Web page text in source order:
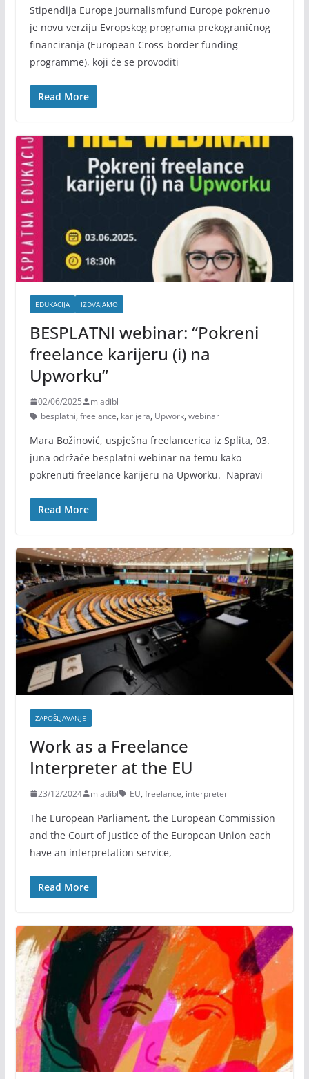
Stipendija Europe Journalismfund Europe pokrenuo
je novu verziju Evropskog programa prekograničnog
financiranja (European Cross-border funding
programme), koji će se provoditi
Read More
EDUKACIJA IZDVAJAMO
BESPLATNI webinar: “Pokreni
freelance karijeru (i) na
Upworku”
02/06/2025
mladibl
besplatni, freelance, karijera, Upwork, webinar
Mara Božinović, uspješna freelancerica iz Splita, 03.
juna održaće besplatni webinar na temu kako
pokrenuti freelance karijeru na Upworku. Napravi
Read More
ZAPOŠLJAVANJE
Work as a Freelance
Interpreter at the EU
23/12/2024 mladibl EU, freelance, interpreter
The European Parliament, the European Commission
and the Court of Justice of the European Union each
have an interpretation service,
Read More